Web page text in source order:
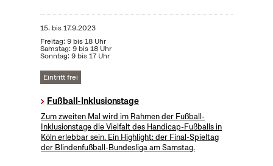
15. bis17.9.2023
Freitag: 9 bis 18 Uhr
Samstag: 9 bis 18 Uhr
Sonntag: 9 bis 17 Uhr
Eintritt frei
Fußball-Inklusionstage
Zum zweiten Mal wird im Rahmen der Fußball-
Inklusionstage die Vielfalt des Handicap-Fußballs in
Köln erlebbar sein. Ein Highlight: der Final-Spieltag
der Blindenfußball-Bundesliga am Samstag.